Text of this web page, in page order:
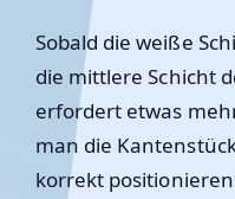
Sobald die weiße
die mittlere Schicht
erfordert etwas
man die
korrekt